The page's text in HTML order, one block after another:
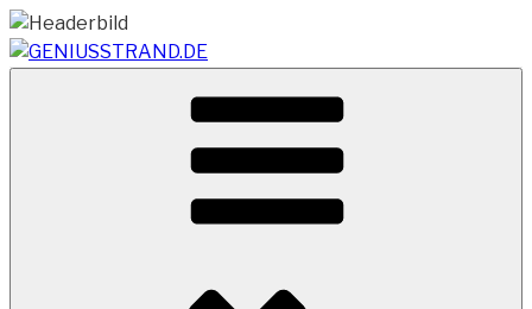
Zum
Inhalt
springen
GENIUSSTRAND.DE
Vom Geniusstrand zum JadeWeserPort/Container
Terminal Wilhelmshaven